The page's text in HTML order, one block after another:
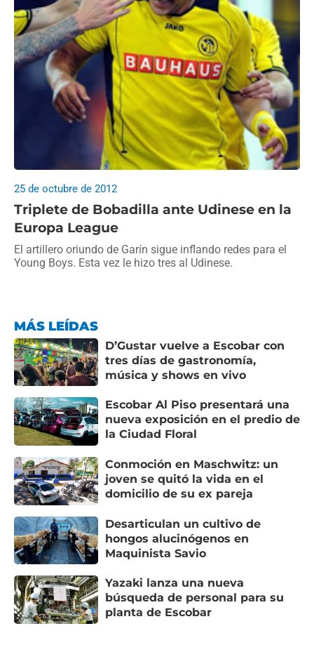
Triplete de Bobadilla ante Udinese en la
Europa League
25 de octubre de 2012
El artillero oriundo de Garín sigue inflando redes para el
Young Boys. Esta vez le hizo tres al Udinese.
MÁS LEÍDAS
D’Gustar vuelve a Escobar con
tres días de gastronomía,
música y shows en vivo
Escobar Al Piso presentará una
nueva exposición en el predio de
la Ciudad Floral
Conmoción en Maschwitz: un
joven se quitó la vida en el
domicilio de su ex pareja
Desarticulan un cultivo de
hongos alucinógenos en
Maquinista Savio
Yazaki lanza una nueva
búsqueda de personal para su
planta de Escobar